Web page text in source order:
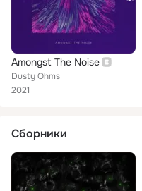
Amongst The Noise
Dusty Ohms
2021
Сборники